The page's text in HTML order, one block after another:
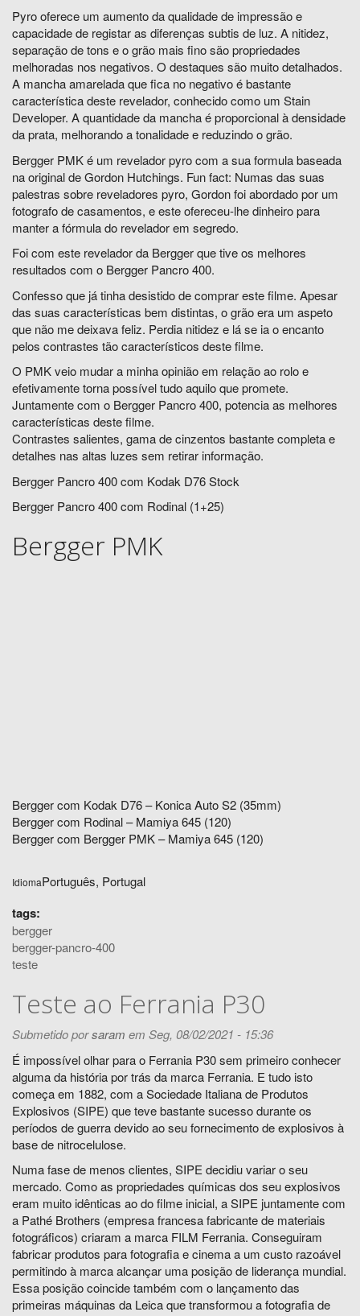
Pyro oferece um aumento da qualidade de impressão e
capacidade de registar as diferenças subtis de luz. A nitidez,
separação de tons e o grão mais fino são propriedades
melhoradas nos negativos. O destaques são muito detalhados.
A mancha amarelada que fica no negativo é bastante
característica deste revelador, conhecido como um Stain
Developer. A quantidade da mancha é proporcional à densidade
da prata, melhorando a tonalidade e reduzindo o grão.
Bergger PMK é um revelador pyro com a sua formula baseada
na original de Gordon Hutchings. Fun fact: Numas das suas
palestras sobre reveladores pyro, Gordon foi abordado por um
fotografo de casamentos, e este ofereceu-lhe dinheiro para
manter a fórmula do revelador em segredo.
Foi com este revelador da Bergger que tive os melhores
resultados com o Bergger Pancro 400.
Confesso que já tinha desistido de comprar este filme. Apesar
das suas características bem distintas, o grão era um aspeto
que não me deixava feliz. Perdia nitidez e lá se ia o encanto
pelos contrastes tão característicos deste filme.
O PMK veio mudar a minha opinião em relação ao rolo e
efetivamente torna possível tudo aquilo que promete.
Juntamente com o Bergger Pancro 400, potencia as melhores
características deste filme.
Contrastes salientes, gama de cinzentos bastante completa e
detalhes nas altas luzes sem retirar informação.
Bergger Pancro 400 com Kodak D76 Stock
Bergger Pancro 400 com Rodinal (1+25)
Bergger PMK
Bergger com Kodak D76 – Konica Auto S2 (35mm)
Bergger com Rodinal – Mamiya 645 (120)
Bergger com Bergger PMK – Mamiya 645 (120)
IdiomaPortuguês, Portugal
tags:
bergger
bergger-pancro-400
teste
Teste ao Ferrania P30
Submetido porsaram em Seg, 08/02/2021 - 15:36
É impossível olhar para o Ferrania P30 sem primeiro conhecer
alguma da história por trás da marca Ferrania. E tudo isto
começa em 1882, com a Sociedade Italiana de Produtos
Explosivos (SIPE) que teve bastante sucesso durante os
períodos de guerra devido ao seu fornecimento de explosivos à
base de nitrocelulose.
Numa fase de menos clientes, SIPE decidiu variar o seu
mercado. Como as propriedades químicas dos seu explosivos
eram muito idênticas ao do filme inicial, a SIPE juntamente com
a Pathé Brothers (empresa francesa fabricante de materiais
fotográficos) criaram a marca FILM Ferrania. Conseguiram
fabricar produtos para fotografia e cinema a um custo razoável
permitindo à marca alcançar uma posição de liderança mundial.
Essa posição coincide também com o lançamento das
primeiras máquinas da Leica que transformou a fotografia de